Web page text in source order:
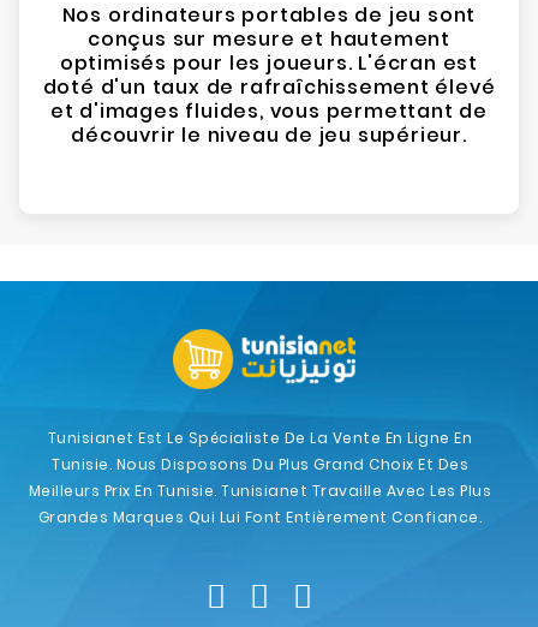
Nos ordinateurs portables de jeu sont
conçus sur mesure et hautement
optimisés pour les joueurs. L'écran est
doté d'un taux de rafraîchissement élevé
et d'images fluides, vous permettant de
découvrir le niveau de jeu supérieur.
Tunisianet Est Le Spécialiste De La Vente En Ligne En
Tunisie. Nous Disposons Du Plus Grand Choix Et Des
Meilleurs Prix En Tunisie. Tunisianet Travaille Avec Les Plus
Grandes Marques Qui Lui Font Entièrement Confiance.